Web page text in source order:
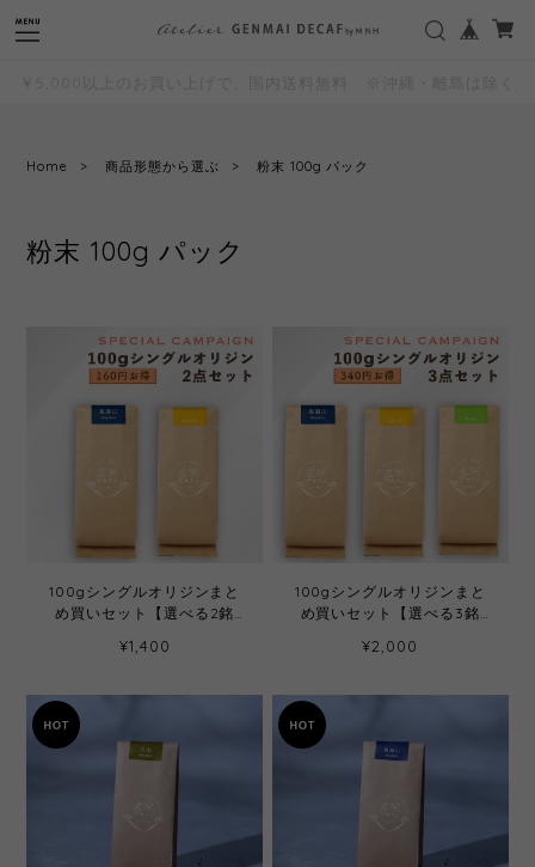
Home 商品形態から選ぶ 粉末 100g パック
粉末 100g パック
100gシングルオリジンまと
め買いセット【選べる2銘
¥1,400
100gシングルオリジンまと
め買いセット【選べる3銘
¥2,000